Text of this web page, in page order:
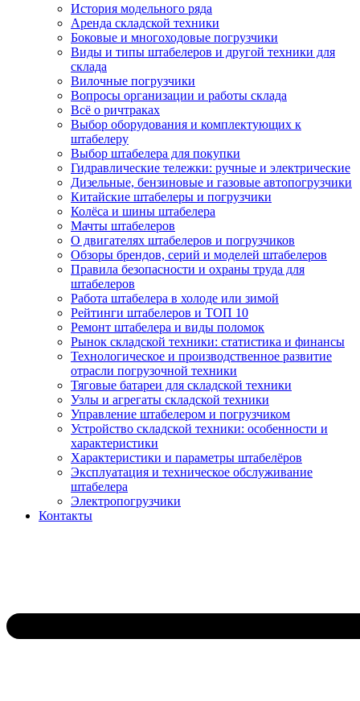
История модельного ряда
Аренда складской техники
Боковые и многоходовые погрузчики
Виды и типы штабелеров и другой техники для
склада
Вилочные погрузчики
Вопросы организации и работы склада
Всё о ричтраках
Выбор оборудования и комплектующих к
штабелеру
Выбор штабелера для покупки
Гидравлические тележки: ручные и электрические
Дизельные, бензиновые и газовые автопогрузчики
Китайские штабелеры и погрузчики
Колёса и шины штабелера
Мачты штабелеров
О двигателях штабелеров и погрузчиков
Обзоры брендов, серий и моделей штабелеров
Правила безопасности и охраны труда для
штабелеров
Работа штабелера в холоде или зимой
Рейтинги штабелеров и ТОП 10
Ремонт штабелера и виды поломок
Рынок складской техники: статистика и финансы
Технологическое и производственное развитие
отрасли погрузочной техники
Тяговые батареи для складской техники
Узлы и агрегаты складской техники
Управление штабелером и погрузчиком
Устройство складской техники: особенности и
характеристики
Характеристики и параметры штабелёров
Эксплуатация и техническое обслуживание
штабелера
Электропогрузчики
Контакты